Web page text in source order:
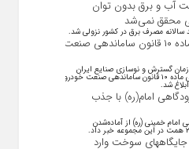
آب و برق بدون توان
محقق نمی‌شد
سالانه مصرف برق در کشور نزولی شد.
اصلاحیه آیین نامه اجرایی ماده ۱۰ قانون ساماندهی صنعت
گسترش و نوسازی صنایع ایران
(ایدرو) گفت: اصلاحیه آیین نامه اجرایی ماده ۱۰ قانون ساماندهی صنعت خودرو
شد.
امام(ره) با جذب
امام خمینی (ره) از آماده‌شدن
سوخت وارد